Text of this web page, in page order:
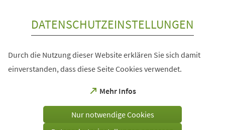
DATENSCHUTZEINSTELLUNGEN
Durch die Nutzung dieser Website erklären Sie sich damit
einverstanden, dass diese Seite Cookies verwendet.
Mehr Infos
(Öffnet
einem
Nur notwendige Cookies